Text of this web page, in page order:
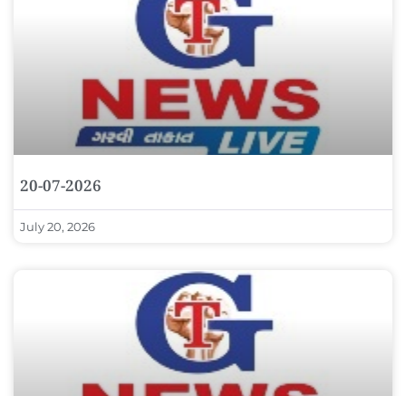
20-07-2026
July 20, 2026